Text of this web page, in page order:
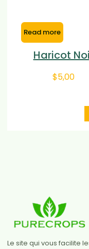
Read more
Haricot
$5,00
Le site qui vous facilite